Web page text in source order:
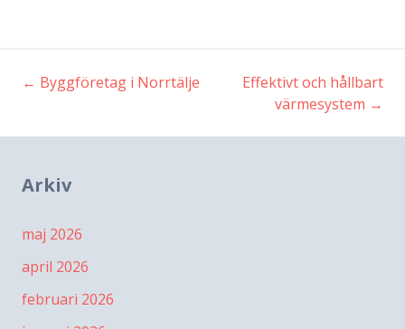
Inläggsnavigering
← Byggföretag i Norrtälje
Effektivt och hållbart
värmesystem →
Arkiv
maj 2026
april 2026
februari 2026